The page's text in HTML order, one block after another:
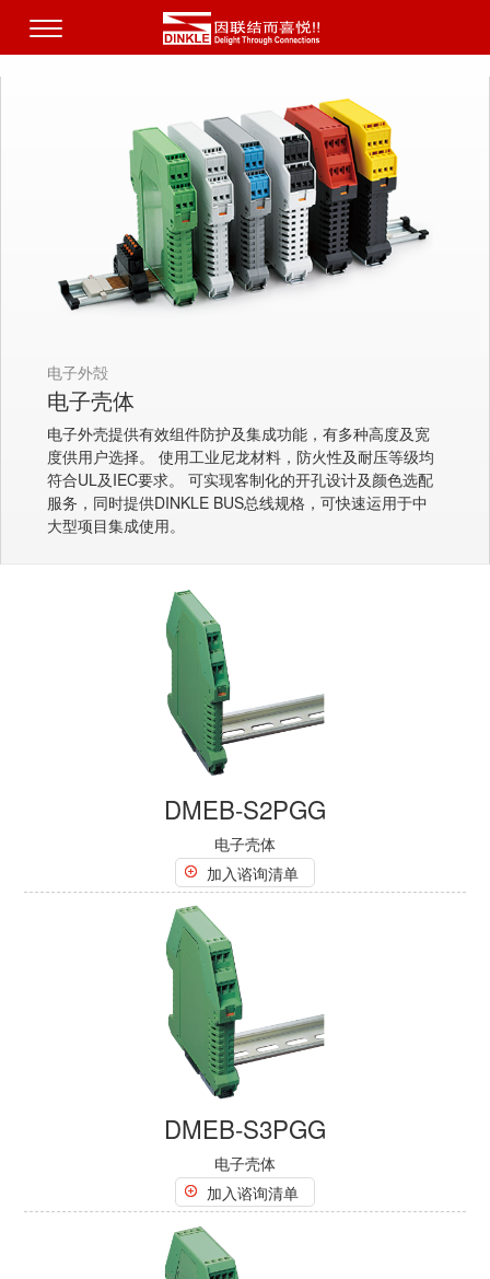
电子外殻
电子壳体
电子外壳提供有效组件防护及集成功能，有多种高度及宽
度供用户选择。 使用工业尼龙材料，防火性及耐压等级均
符合UL及IEC要求。 可实现客制化的开孔设计及颜色选配
服务，同时提供DINKLE BUS总线规格，可快速运用于中
大型项目集成使用。
DMEB-S2PGG
电子壳体
加入谘询清单
DMEB-S3PGG
电子壳体
加入谘询清单